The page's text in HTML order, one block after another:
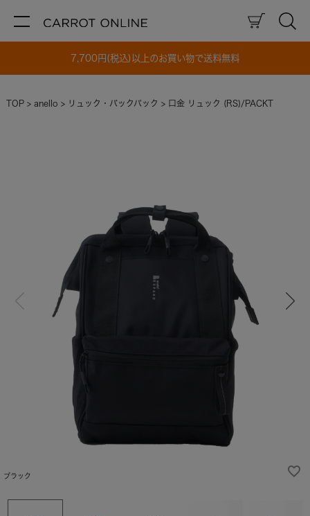
7,700円(税込)以上のお買い物で送料無料
TOP anello リュック・バックパック 口金 リュック (RS)/PACKT
ブラック